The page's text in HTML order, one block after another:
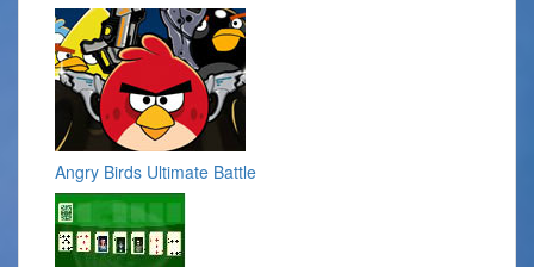
Angry Birds Ultimate Battle